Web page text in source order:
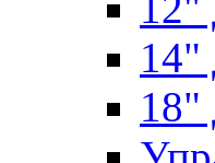
14"
18"